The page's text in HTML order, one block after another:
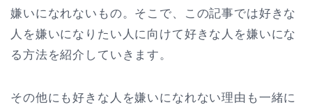
嫌いになれないもの。そこで、この記事では好きな
人を嫌いになりたい人に向けて好きな人を嫌いにな
る方法を紹介していきます。
その他にも好きな人を嫌いになれない理由も一緒に